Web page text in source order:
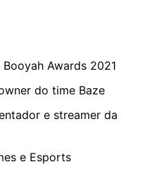
Awards 2021
do time Baze
e streamer da
e Esports